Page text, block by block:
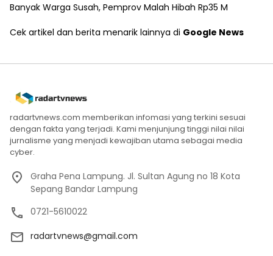
Banyak Warga Susah, Pemprov Malah Hibah Rp35 M
Cek artikel dan berita menarik lainnya di Google News
radartvnews.com memberikan infomasi yang terkini sesuai
dengan fakta yang terjadi. Kami menjunjung tinggi nilai nilai
jurnalisme yang menjadi kewajiban utama sebagai media
cyber.
Graha Pena Lampung. Jl. Sultan Agung no 18 Kota
Sepang Bandar Lampung
0721-5610022
radartvnews@gmail.com